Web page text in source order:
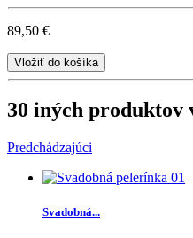
89,50 €
Vložiť do košíka
30 iných
Predchádzajúci
Svadobná...